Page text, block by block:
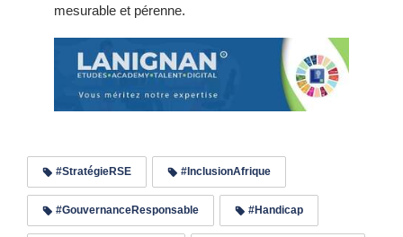
mesurable et pérenne.
#StratégieRSE #InclusionAfrique
#GouvernanceResponsable #Handicap